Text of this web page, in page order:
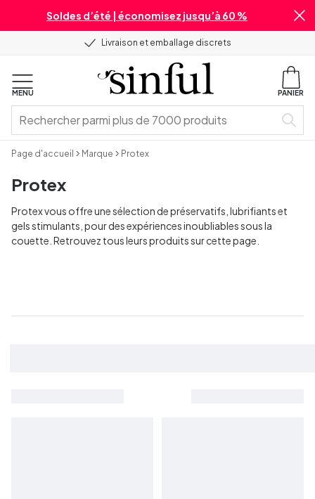
Soldes d’été | économisez jusqu’à 60 %
Livraison et emballage discrets
MENU PANIER
Page d'accueil Marque Protex
Protex
Protex vous offre une sélection de préservatifs, lubrifiants et
gels stimulants, pour des expériences inoubliables sous la
couette. Retrouvez tous leurs produits sur cette page.